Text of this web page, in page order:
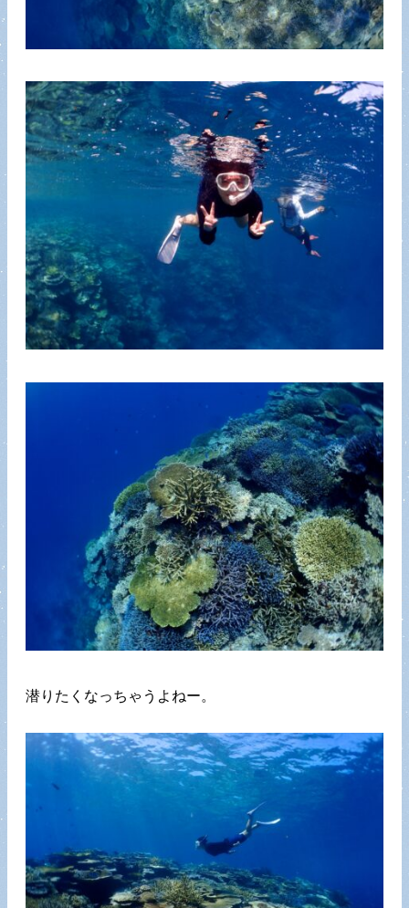
潜りたくなっちゃうよねー。